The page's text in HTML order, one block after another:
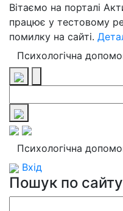
Вітаємо на порталі
працює у тестовому
помилку на сайті.
Психологічна
Психологічна
Вхід
Пошук по